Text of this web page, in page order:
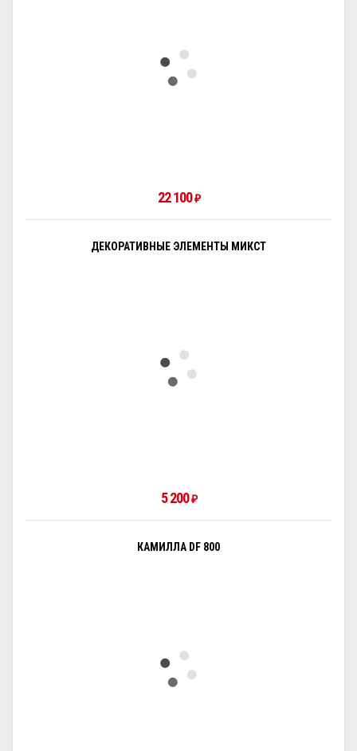
22 100₽
ДЕКОРАТИВНЫЕ ЭЛЕМЕНТЫ МИКСТ
5 200₽
КАМИЛЛА DF 800